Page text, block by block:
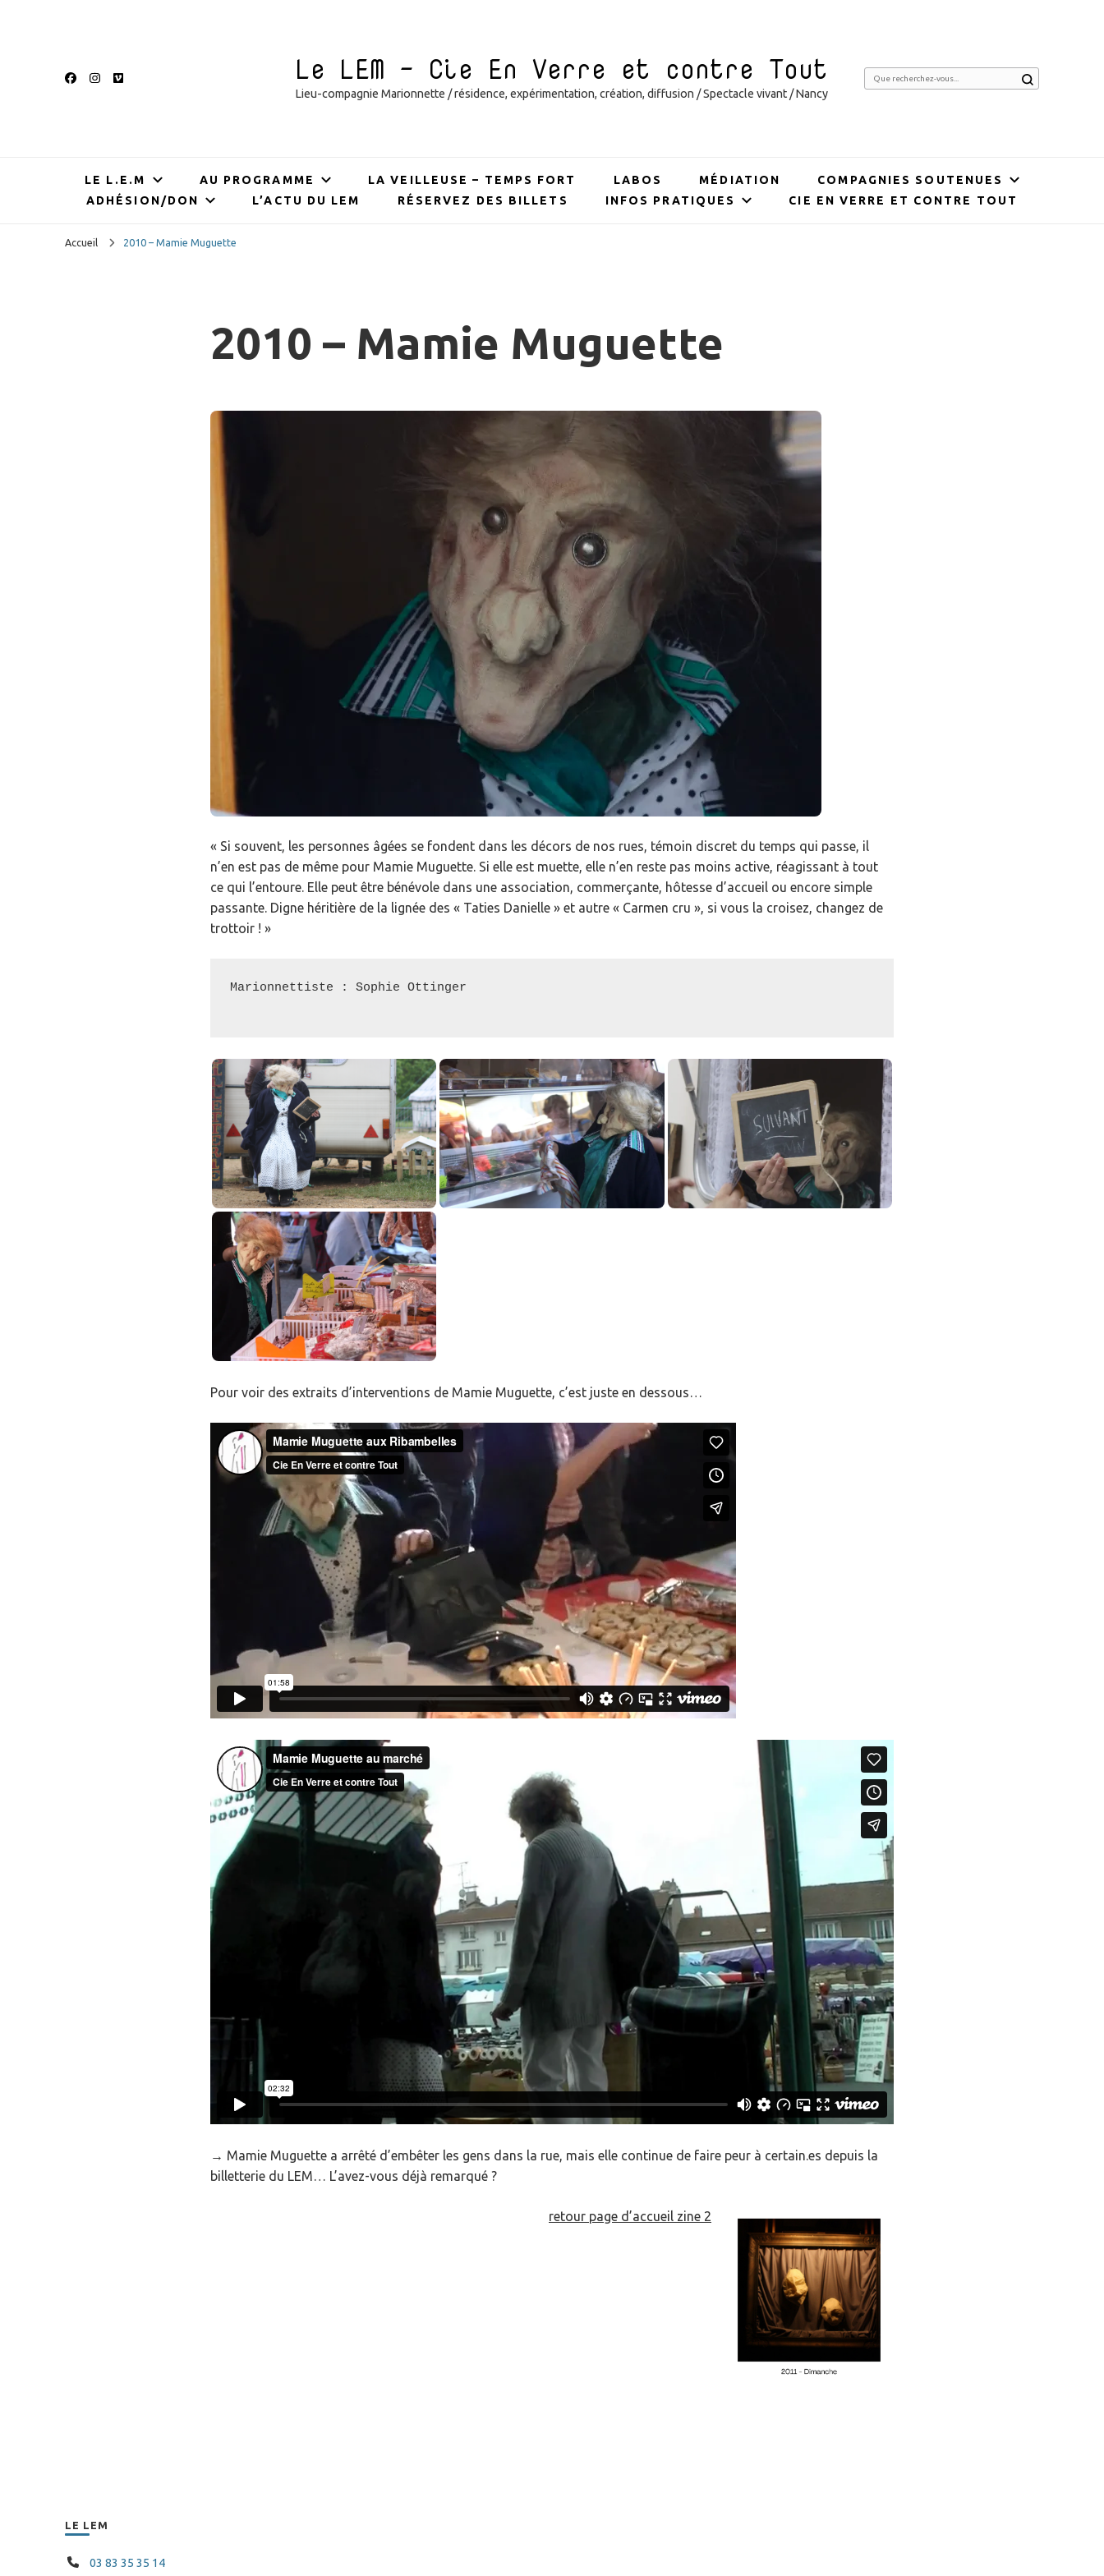
Le LEM – Cie En Verre et contre Tout
Lieu-compagnie Marionnette / résidence, expérimentation, création, diffusion / Spectacle vivant / Nancy
Vous
LE L.E.M AU PROGRAMME LA VEILLEUSE – TEMPS FORT LABOS MÉDIATION
COMPAGNIES SOUTENUES
ADHÉSION/DON
L’ACTU DU LEM RÉSERVEZ DES BILLETS INFOS PRATIQUES CIE EN VERRE ET CONTRE TOUT
Accueil 2010 – Mamie Muguette
2010 – Mamie Muguette
« Si souvent, les personnes âgées se fondent dans les décors de nos rues, témoin discret du temps qui passe, il
n’en est pas de même pour Mamie Muguette. Si elle est muette, elle n’en reste pas moins active, réagissant à tout
ce qui l’entoure. Elle peut être bénévole dans une association, commerçante, hôtesse d’accueil ou encore simple
passante. Digne héritière de la lignée des « Taties Danielle » et autre « Carmen cru », si vous la croisez, changez de
trottoir ! »
Marionnettiste : Sophie Ottinger
Pour voir des extraits d’interventions de Mamie Muguette, c’est juste en dessous…
→ Mamie Muguette a arrêté d’embêter les gens dans la rue, mais elle continue de faire peur à certain.es depuis la
billetterie du LEM… L’avez-vous déjà remarqué ?
retour page d’accueil zine 2
LE LEM
03 83 35 35 14